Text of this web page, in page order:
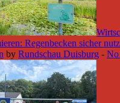
Regenbecken sicher
by Rundschau Duisburg - No